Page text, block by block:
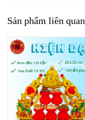
Sản phẩm liên quan